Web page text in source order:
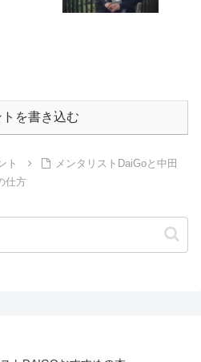
トを書き込む
ト
メンタリストDaiGoと中田
仕方